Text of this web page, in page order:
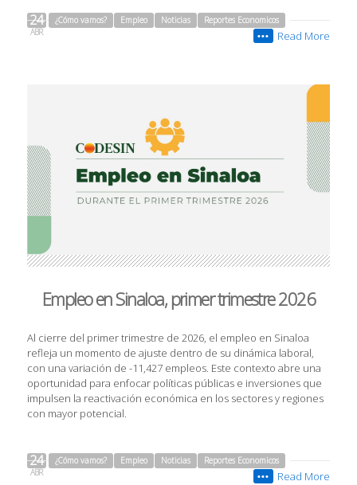
24
ABR
¿Cómo vamos? Empleo Noticias Reportes Economicos
Read More
•••
Empleo en Sinaloa, primer trimestre 2026
Al cierre del primer trimestre de 2026, el empleo en Sinaloa
refleja un momento de ajuste dentro de su dinámica laboral,
con una variación de -11,427 empleos. Este contexto abre una
oportunidad para enfocar políticas públicas e inversiones que
impulsen la reactivación económica en los sectores y regiones
con mayor potencial.
24
ABR
¿Cómo vamos? Empleo Noticias Reportes Economicos
Read More
•••